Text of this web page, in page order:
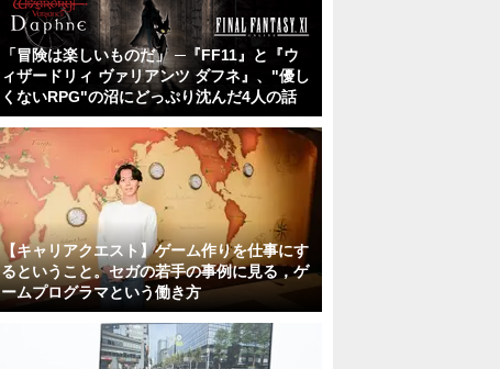
「冒険は楽しいものだ」 ─『FF11』と『ウ
ィザードリィ ヴァリアンツ ダフネ』、"優し
くないRPG"の沼にどっぷり沈んだ4人の話
【キャリアクエスト】ゲーム作りを仕事にす
るということ。セガの若手の事例に見る，ゲ
ームプログラマという働き方